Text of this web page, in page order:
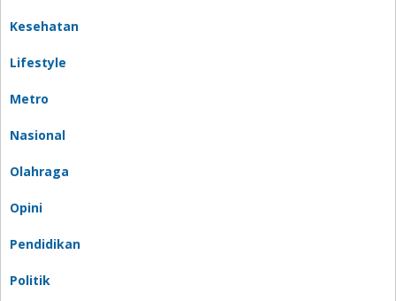
Kesehatan
Lifestyle
Metro
Nasional
Olahraga
Opini
Pendidikan
Politik